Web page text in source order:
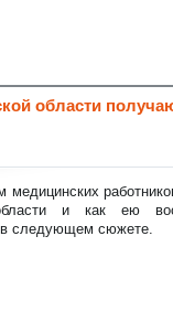
области
медицинских
и как ею
в следующем сюжете.